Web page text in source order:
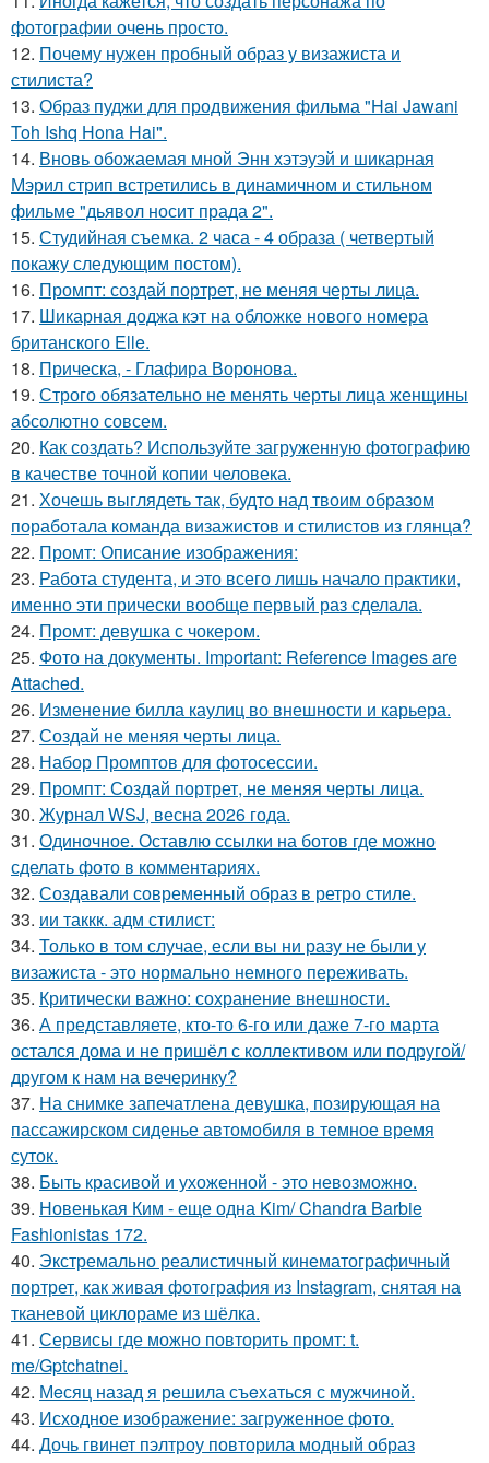
фотографии очень просто.
12. Почему нужен пробный образ у визажиста и
стилиста?
13. Образ пуджи для продвижения фильма "Hai Jawani
Toh Ishq Hona Hai".
14. Вновь обожаемая мной Энн хэтэуэй и шикарная
Мэрил стрип встретились в динамичном и стильном
фильме "дьявол носит прада 2".
15. Студийная съемка. 2 часа - 4 образа ( четвертый
покажу следующим постом).
16. Промпт: создай портрет, не меняя черты лица.
17. Шикарная доджа кэт на обложке нового номера
британского Elle.
18. Прическа, - Глафира Воронова.
19. Строго обязательно не менять черты лица женщины
абсолютно совсем.
20. Как создать? Используйте загруженную фотографию
в качестве точной копии человека.
21. Хочешь выглядеть так, будто над твоим образом
поработала команда визажистов и стилистов из глянца?
22. Промт: Описание изображения:
23. Работа студента, и это всего лишь начало практики,
именно эти прически вообще первый раз сделала.
24. Промт: девушка с чокером.
25. Фото на документы. Important: Reference Images are
Attached.
26. Изменение билла каулиц во внешности и карьера.
27. Создай не меняя черты лица.
28. Набор Промптов для фотосессии.
29. Промпт: Создай портрет, не меняя черты лица.
30. Журнал WSJ, весна 2026 года.
31. Одиночное. Оставлю ссылки на ботов где можно
сделать фото в комментариях.
32. Создавали современный образ в ретро стиле.
33. ии таккк. адм стилист:
34. Только в том случае, если вы ни разу не были у
визажиста - это нормально немного переживать.
35. Критически важно: сохранение внешности.
36. А представляете, кто-то 6-го или даже 7-го марта
остался дома и не пришёл с коллективом или подругой/
другом к нам на вечеринку?
37. На снимке запечатлена девушка, позирующая на
пассажирском сиденье автомобиля в темное время
суток.
38. Быть красивой и ухоженной - это невозможно.
39. Новенькая Ким - еще одна Kim/ Chandra Barbie
Fashionistas 172.
40. Экстремально реалистичный кинематографичный
портрет, как живая фотография из Instagram, снятая на
тканевой циклораме из шёлка.
41. Сервисы где можно повторить промт: t.
me/Gptchatnei.
42. Мeсяц назад я рeшила съeхаться с мужчиной.
43. Исходное изображение: загруженное фото.
44. Дочь гвинет пэлтроу повторила модный образ